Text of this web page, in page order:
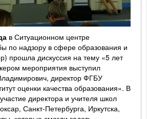
в Ситуационном центре
по надзору в сфере образования и
прошла дискуссия на тему «5 лет
мероприятия выступил
директор ФГБУ
оценки качества образования». В
директора и учителя школ
Санкт-Петербурга, Иркутска,